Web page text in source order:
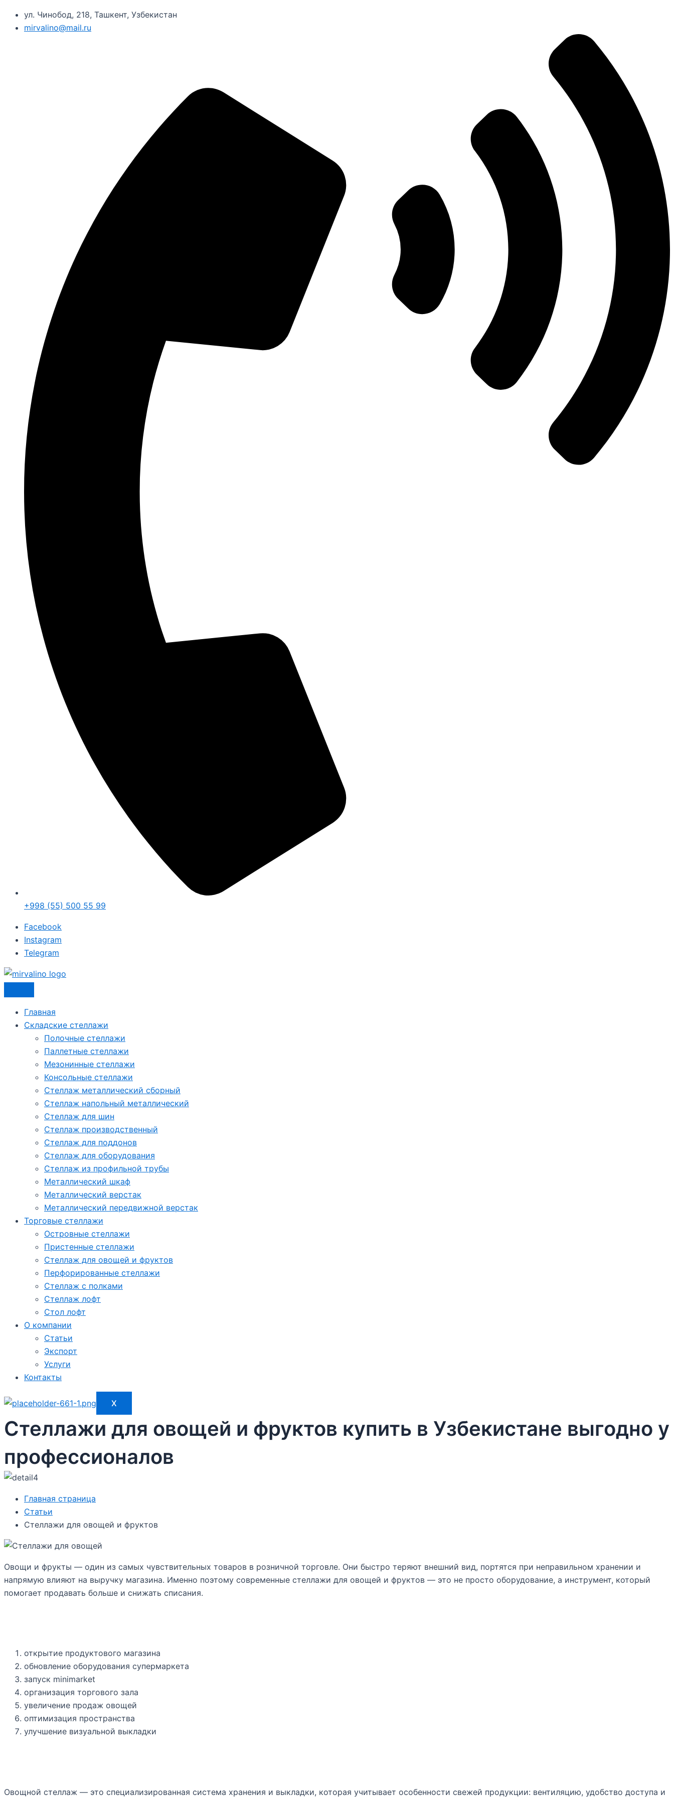
ул. Чинобод, 218, Ташкент, Узбекистан
mirvalino@mail.ru
+998 (55) 500 55 99
Facebook
Instagram
Telegram
Главная
Складские стеллажи
Полочные стеллажи
Паллетные стеллажи
Мезонинные стеллажи
Консольные стеллажи
Стеллаж металлический сборный
Стеллаж напольный металлический
Стеллаж для шин
Стеллаж производственный
Стеллаж для поддонов
Стеллаж для оборудования
Стеллаж из профильной трубы
Металлический шкаф
Металлический верстак
Металлический передвижной верстак
Торговые стеллажи
Островные стеллажи
Пристенные стеллажи
Стеллаж для овощей и фруктов
Перфорированные стеллажи
Стеллаж с полками
Стеллаж лофт
Стол лофт
О компании
Статьи
Экспорт
Услуги
Контакты
X
Стеллажи для овощей и фруктов купить в Узбекистане выгодно у
профессионалов
Главная страница
Статьи
Стеллажи для овощей и фруктов
Овощи и фрукты — один из самых чувствительных товаров в розничной торговле. Они быстро теряют внешний вид, портятся при неправильном хранении и
напрямую влияют на выручку магазина. Именно поэтому современные стеллажи для овощей и фруктов — это не просто оборудование, а инструмент, который
помогает продавать больше и снижать списания.
открытие продуктового магазина
обновление оборудования супермаркета
запуск minimarket
организация торгового зала
увеличение продаж овощей
оптимизация пространства
улучшение визуальной выкладки
Овощной стеллаж — это специализированная система хранения и выкладки, которая учитывает особенности свежей продукции: вентиляцию, удобство доступа и